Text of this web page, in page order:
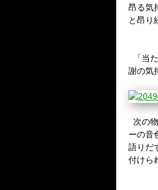
昂る気
と昂り
「当
謝の気
次の
ーの音
語りだ
付けら